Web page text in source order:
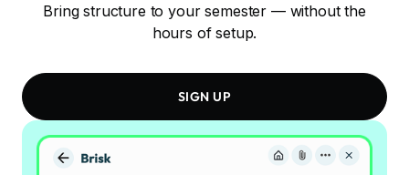
Bring structure to your semester — without the
hours of setup.
SIGN UP